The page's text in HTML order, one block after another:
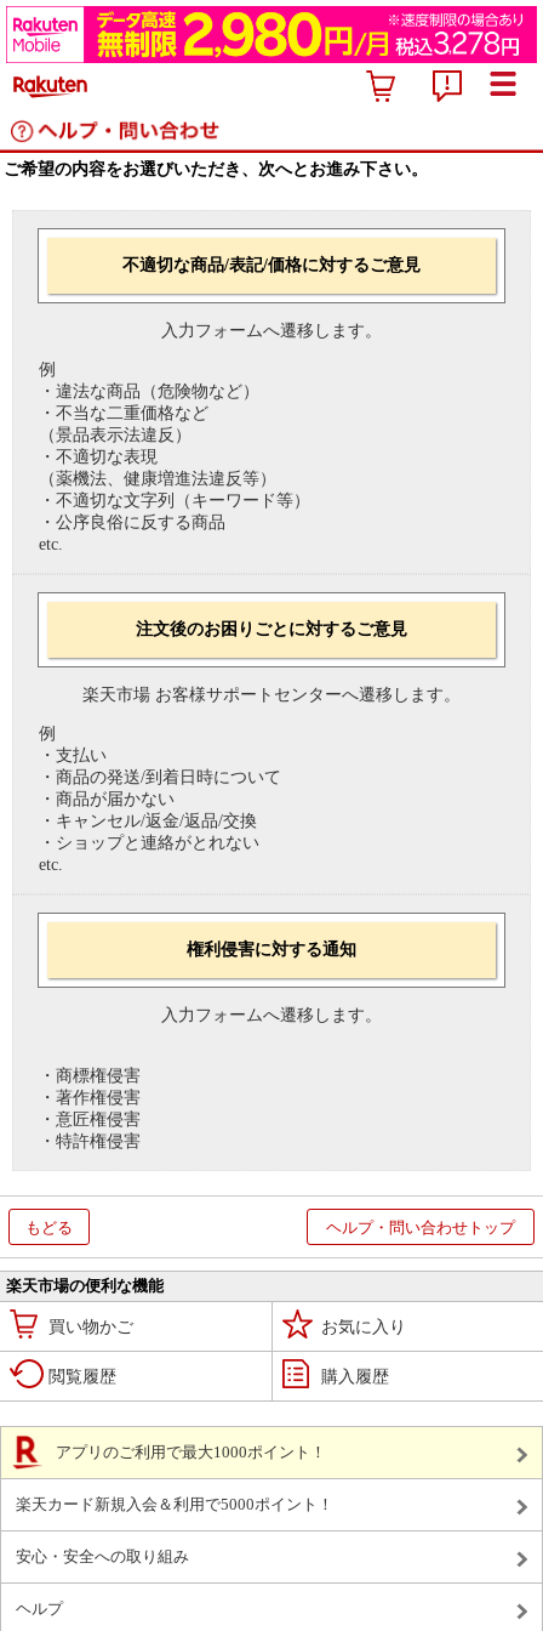
ご希望の内容をお選びいただき、次へとお進み下さい。
不適切な商品/表記/価格に対するご意見
入力フォームへ遷移します。
例
・違法な商品（危険物など）
・不当な二重価格など
（景品表示法違反）
・不適切な表現
（薬機法、健康増進法違反等）
・不適切な文字列（キーワード等）
・公序良俗に反する商品
etc.
注文後のお困りごとに対するご意見
楽天市場 お客様サポートセンターへ遷移します。
例
・支払い
・商品の発送/到着日時について
・商品が届かない
・キャンセル/返金/返品/交換
・ショップと連絡がとれない
etc.
権利侵害に対する通知
入力フォームへ遷移します。
・商標権侵害
・著作権侵害
・意匠権侵害
・特許権侵害
もどる ヘルプ・問い合わせトップ
楽天市場の便利な機能
買い物かご お気に入り
閲覧履歴 購入履歴
アプリのご利用で最大1000ポイント！
楽天カード新規入会＆利用で5000ポイント！
安心・安全への取り組み
ヘルプ